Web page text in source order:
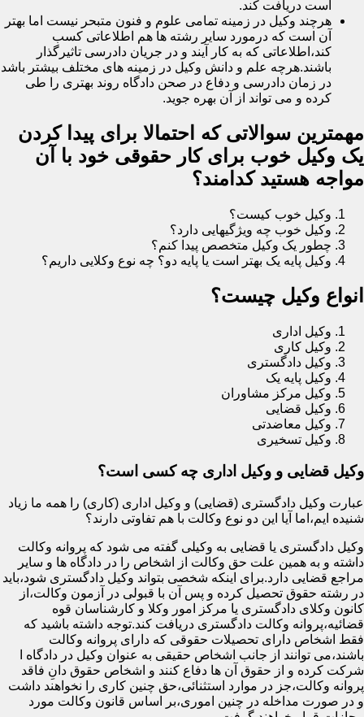
است دریافت کند.
هرچند وکیل در زمینه تمامی علوم و فنون متبحر نیست اما بهتر
آن است که درمورد سایر رشته ها هم اطلاعاتی کسب
کند،اطلاعاتی که به کار آیند و در جریان دادرسی تاثیرگذار
باشند.هرچه علم و دانش وکیل در زمینه های مختلف بیشتر باشد
در زمان دادرسی و دفاع در صحن دادگاه روند بهتری را طی
کرده و می تواند از آن بهره جوید.
مهمترین سوالاتی که احتمالا برای پیدا کردن
یک وکیل خوب برای کار حقوقی خود با آن
مواجه هستید کدامند؟
وکیل خوب کیست؟
وکیل خوب چه ویژگیهایی دارد؟
چطور یک وکیل متخصص پیدا کنم؟
وکیل پایه یک بهتر است یا پایه دو؟ چه نوع وکلایی داریم؟
انواع وکیل چیست؟
وکیل اداری
وکیل کاری
وکیل دادگستری
وکیل پایه یک
وکیل مرکز مشاوران
وکیل قضایی
وکیل معاضدتی
وکیل تسخیری
وکیل قضایی و وکیل اداری چه کسی است؟
عبارت وکیل دادگستری (قضایی) و وکیل اداری (کاری) را همه ما زیاد
شنیده ایم،اما آیا این دو نوع وکالت با هم تفاوتی دارند؟
وکیل دادگستری یا قضایی به وکیلی گفته می شود که پروانه وکالت
داشته و به همین علت حق وکالت از اشخاص را در دادگاه ها و سایر
مراجع قضایی دارد.برای اینکه شخصی بتواند وکیل دادگستری شود،باید
در رشته حقوق تحصیل کرده و پس آن با قبولی در آزمون وکالت،از
کانون وکلای دادگستری یا مرکز امور وکلا و کارشناسان قوه
قضائیه،پروانه وکالت دادگستری دریافت کند.توجه داشته باشید که
فقط اشخاص دارای تحصیلات حقوقی که دارای پروانه وکالت
باشند،می توانند از جانب اشخاص حقیقی به عنوان وکیل در دادگاه ا
شرکت کرده و از حقوق آن ها دفاع کنند و اشخاص حقوق دانِ فاقد
پروانه وکالت،جز در موارد استثنائی،حق چنین کاری را نخواهند داشت
و در صورت مداخله در چنین اموری،بر اساس قانون وکالت مورد